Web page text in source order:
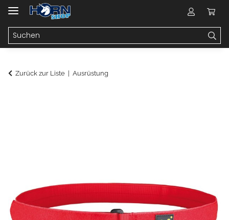
Zurück zur Liste Ausrüstung